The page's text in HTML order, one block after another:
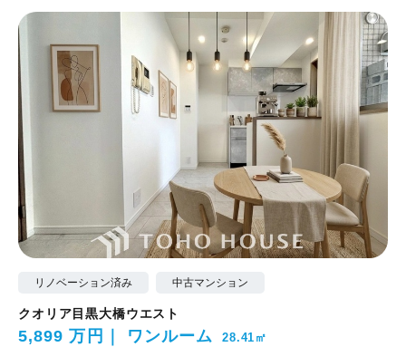
リノベーション済み 中古マンション
クオリア目黒大橋ウエスト
5,899 万円 ワンルーム 28.41㎡